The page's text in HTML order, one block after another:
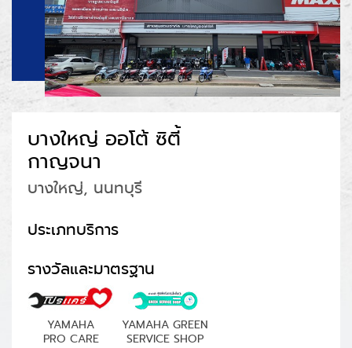
บางใหญ่ ออโต้ ซิตี้
กาญจนา
บางใหญ่, นนทบุรี
ประเภทบริการ
รางวัลและมาตรฐาน
YAMAHA
PRO CARE
YAMAHA GREEN
SERVICE SHOP